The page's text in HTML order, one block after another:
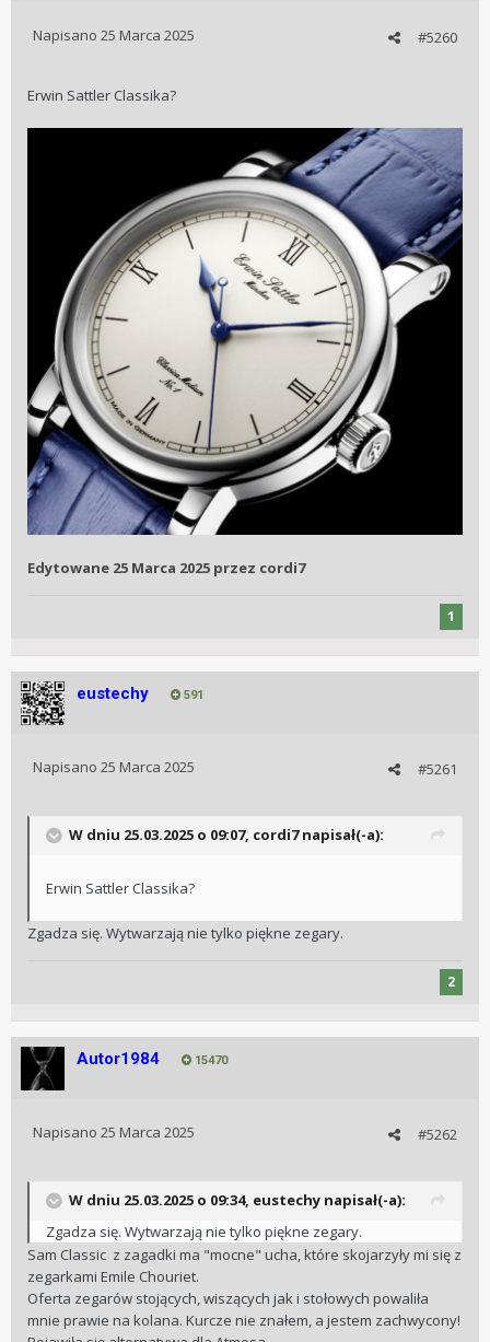
#5260
Napisano 25 Marca 2025
Erwin Sattler Classika?
Edytowane 25 Marca 2025 przez cordi7
1
eustechy 591
#5261
Napisano 25 Marca 2025
W dniu 25.03.2025 o 09:07, cordi7napisał(-a):
Erwin Sattler Classika?
Zgadza się. Wytwarzają nie tylko piękne zegary.
2
Autor1984 15470
#5262
Napisano 25 Marca 2025
W dniu 25.03.2025 o 09:34, eustechy napisał(-a):
Zgadza się. Wytwarzają nie tylko piękne zegary.
Sam Classic z zagadki ma "mocne" ucha, które skojarzyły mi się z
zegarkami Emile Chouriet.
Oferta zegarów stojących, wiszących jak i stołowych powaliła
mnie prawie na kolana. Kurcze nie znałem, a jestem zachwycony!